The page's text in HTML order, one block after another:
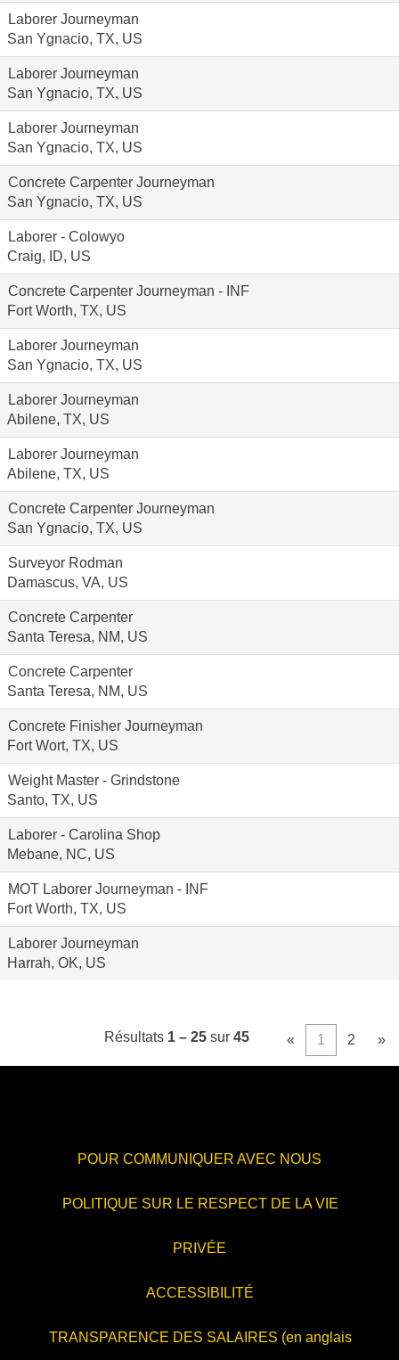
Laborer Journeyman
San Ygnacio, TX, US
Laborer Journeyman
San Ygnacio, TX, US
Laborer Journeyman
San Ygnacio, TX, US
Concrete Carpenter Journeyman
San Ygnacio, TX, US
Laborer - Colowyo
Craig, ID, US
Concrete Carpenter Journeyman - INF
Fort Worth, TX, US
Laborer Journeyman
San Ygnacio, TX, US
Laborer Journeyman
Abilene, TX, US
Laborer Journeyman
Abilene, TX, US
Concrete Carpenter Journeyman
San Ygnacio, TX, US
Surveyor Rodman
Damascus, VA, US
Concrete Carpenter
Santa Teresa, NM, US
Concrete Carpenter
Santa Teresa, NM, US
Concrete Finisher Journeyman
Fort Wort, TX, US
Weight Master - Grindstone
Santo, TX, US
Laborer - Carolina Shop
Mebane, NC, US
MOT Laborer Journeyman - INF
Fort Worth, TX, US
Laborer Journeyman
Harrah, OK, US
Résultats 1 – 25 sur 45 « 1 2 »
POUR COMMUNIQUER AVEC NOUS
POLITIQUE SUR LE RESPECT DE LA VIE
PRIVÉE
ACCESSIBILITÉ
TRANSPARENCE DES SALAIRES (en anglais